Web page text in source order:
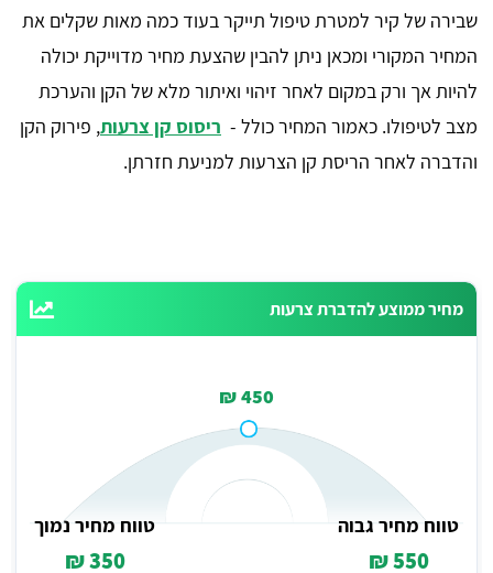
שבירה של קיר למטרת טיפול תייקר בעוד כמה מאות שקלים את
המחיר המקורי ומכאן ניתן להבין שהצעת מחיר מדוייקת יכולה
להיות אך ורק במקום לאחר זיהוי ואיתור מלא של הקן והערכת
מצב לטיפולו. כאמור המחיר כולל - ריסוס קן צרעות, פירוק הקן
והדברה לאחר הריסת קן הצרעות למניעת חזרתן.
מחיר ממוצע להדברת צרעות
450 ₪
טווח מחיר גבוה
550 ₪
טווח מחיר נמוך
350 ₪